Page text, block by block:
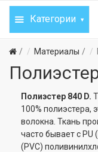
Категории
Материалы
Полиэстер 840 D.
100% полиэстера,
волокна. Ткань
часто бывает с
(PVC)